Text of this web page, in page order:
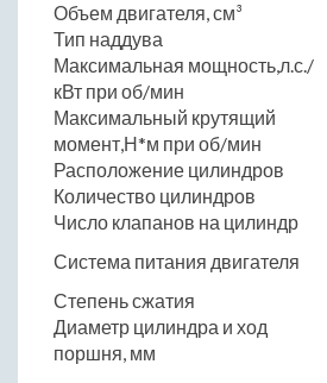
Объем двигателя, см³
Тип наддува
Максимальная мощность,л.с./
кВт при об/мин
Максимальный крутящий
момент,Н*м при об/мин
Расположение цилиндров
Количество цилиндров
Число клапанов на цилиндр
Система питания двигателя
Степень сжатия
Диаметр цилиндра и ход
поршня, мм